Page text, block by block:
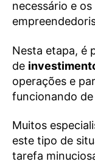
necessário e
Nesta etapa, é
de
operações e
funcionando
Muitos
este tipo de
tarefa